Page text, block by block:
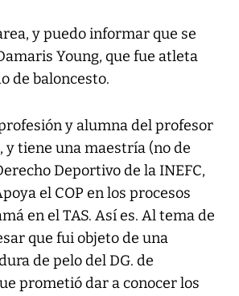
y puedo informar que se
Young, que fue atleta
de baloncesto.
y alumna del profesor
y tiene una maestría (no de
Deportivo de la INEFC,
el COP en los procesos
en el TAS. Así es. Al tema de
que fui objeto de una
de pelo del DG. de
prometió dar a conocer los